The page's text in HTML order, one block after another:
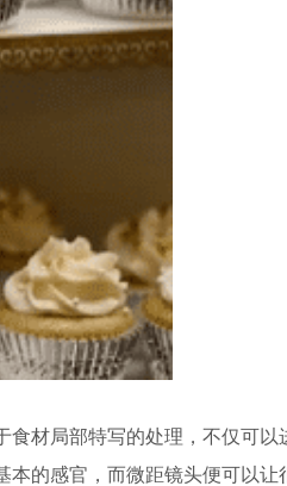
材局部特写的处理，不仅可以
的感官，而微距镜头便可以让